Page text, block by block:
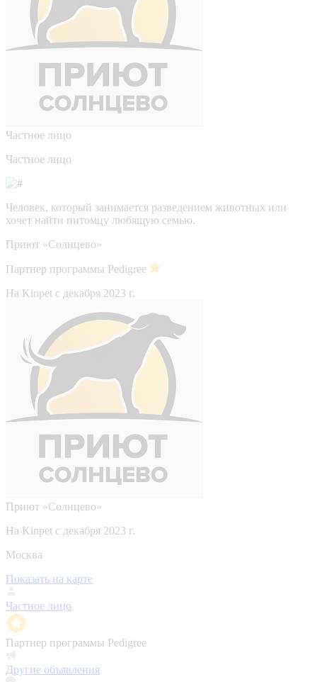
Частное лицо
Частное лицо
Человек, который занимается разведением животных или
хочет найти питомцу любящую семью.
Приют «Солнцево»
Партнер программы Pedigree
На Kinpet c декабря 2023 г.
Приют «Солнцево»
На Kinpet c декабря 2023 г.
Москва
Показать на карте
Частное лицо
Партнер программы Pedigree
Другие объявления